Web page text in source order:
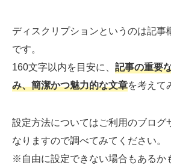
ディスクリプションというのは記事
です。
160文字以内を目安に、 記事の重要
み、簡潔かつ魅力的な文章を考えて
設定方法についてはご利用のブログ
なりますので調べてみてください。
※自由に設定できない場合もあるか